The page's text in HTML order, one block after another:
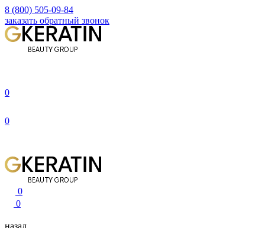
8 (800) 505-09-84
заказать обратный звонок
0
0
0
0
назад